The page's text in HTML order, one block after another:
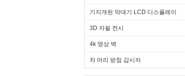
기지개된 막대기 LCD 디스플레이
3D 자필 전시
4k 영상 벽
차 머리 받침 감시자